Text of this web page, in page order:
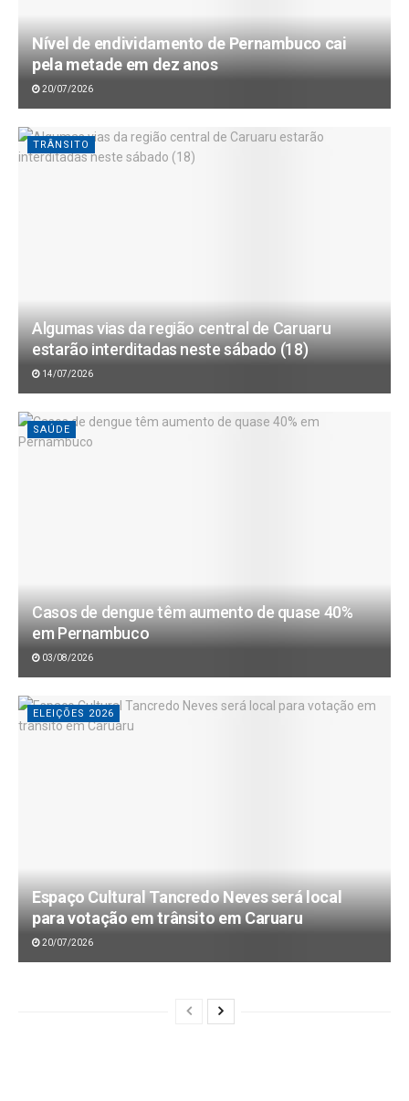
Nível de endividamento de Pernambuco cai
pela metade em dez anos
20/07/2026
TRÂNSITO
Algumas vias da região central de Caruaru
estarão interditadas neste sábado (18)
14/07/2026
SAÚDE
Casos de dengue têm aumento de quase 40%
em Pernambuco
03/08/2026
ELEIÇÕES 2026
Espaço Cultural Tancredo Neves será local
para votação em trânsito em Caruaru
20/07/2026